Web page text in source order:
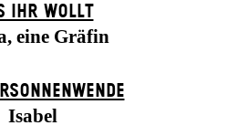
IHR WOLLT
eine Gräfin
Isabel